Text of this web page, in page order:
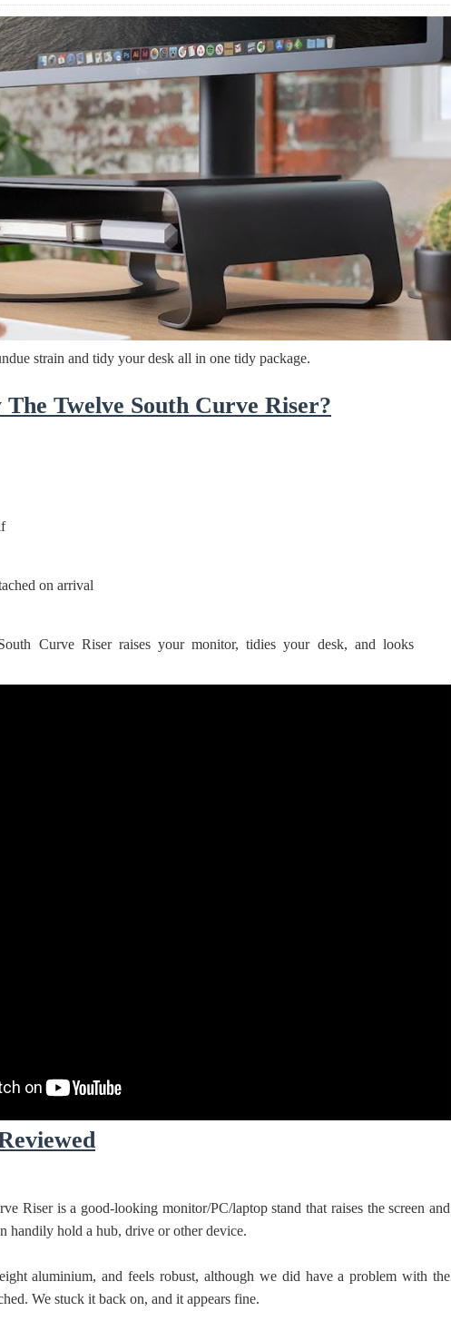
අලුතින් ලියන්න ගීතයේ පද පෙළ
පෙළ
පද පෙළ
පද පෙළ
පද පෙළ
පෙළ
පද පෙළ
පද පෙළ
ගීතයේ පද පෙළ
strain and tidy your desk all in one tidy package.
Twelve South Curve Riser?
on arrival
Curve Riser raises your monitor, tidies your desk, and looks
Riser is a good-looking monitor/PC/laptop stand that raises the screen and
handily hold a hub, drive or other device.
aluminium, and feels robust, although we did have a problem with the
We stuck it back on, and it appears fine.